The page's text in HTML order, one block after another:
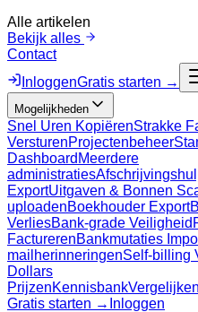
Alle artikelen
Bekijk alles
Contact
InloggenGratis starten →
Mogelijkheden
Snel Uren KopiërenStrakke
VersturenProjectenbeheer
Dashboard Meerdere
administraties
ExportUitgaven & Bonnen
uploadenBoekhouder Export
VerliesBank-grade Veiligheid
FacturerenBankmutaties
mailherinneringenSelf-billing
Dollars
PrijzenKennisbankVergelijken
Gratis starten → Inloggen